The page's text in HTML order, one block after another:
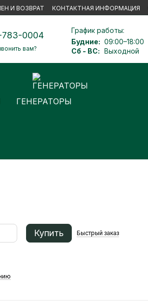
И ВОЗВРАТ КОНТАКТНАЯ ИНФОРМАЦИЯ
783-0004
вам?
График работы:
Будние: 09:00–18:00
Сб - ВС: Выходной
ГЕНЕРАТОРЫ
Купить Быстрый заказ